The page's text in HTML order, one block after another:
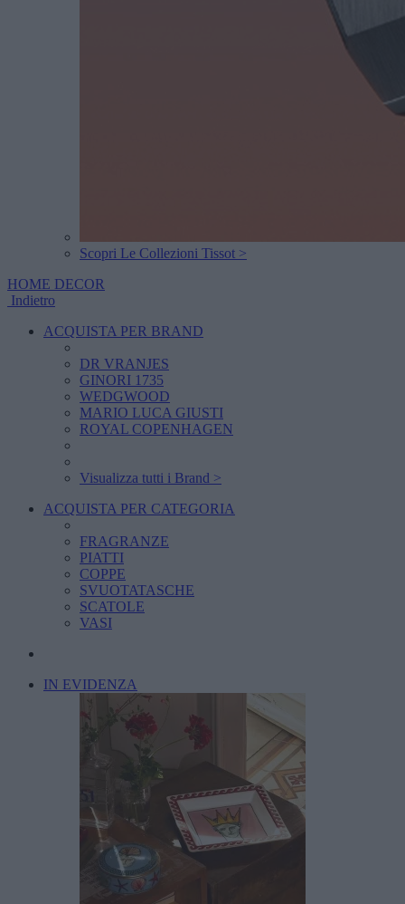
Scopri Le Collezioni Tissot >
HOME DECOR
Indietro
ACQUISTA PER BRAND
DR VRANJES
GINORI 1735
WEDGWOOD
MARIO LUCA GIUSTI
ROYAL COPENHAGEN
Visualizza tutti i Brand >
ACQUISTA PER CATEGORIA
FRAGRANZE
PIATTI
COPPE
SVUOTATASCHE
SCATOLE
VASI
IN EVIDENZA